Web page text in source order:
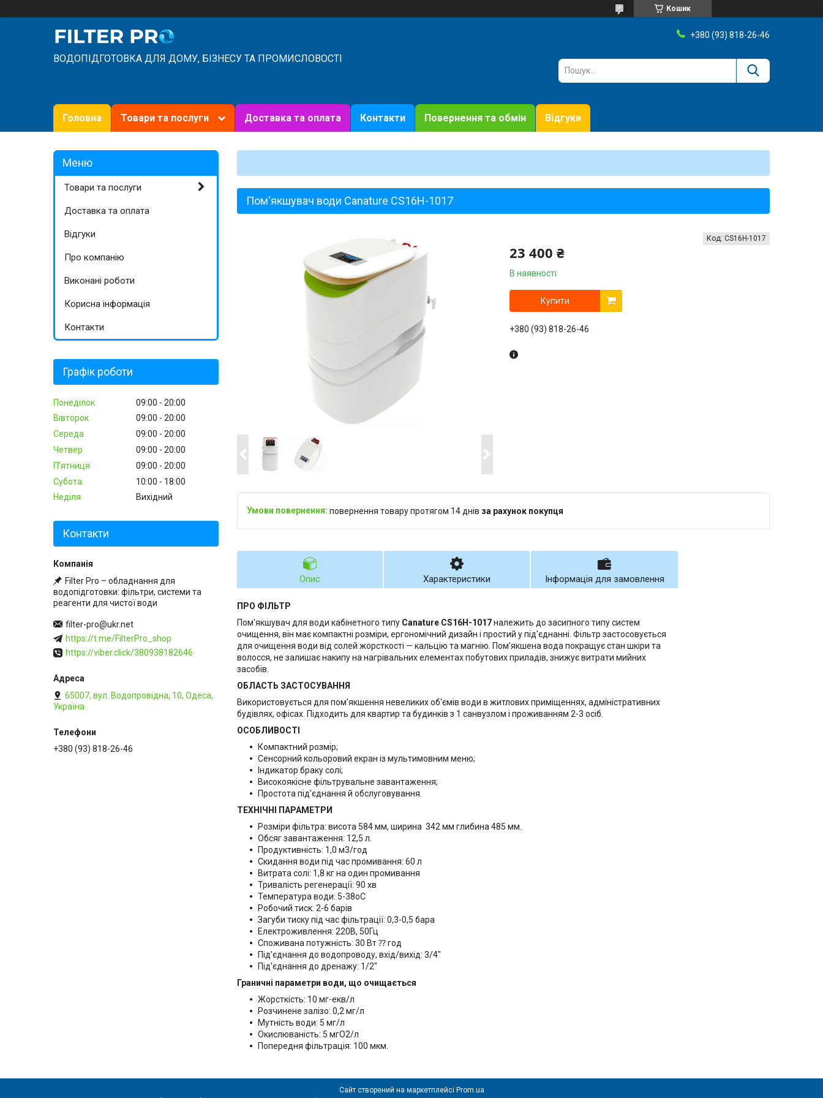
Кошик
ВОДОПІДГОТОВКА ДЛЯ ДОМУ, БІЗНЕСУ ТА ПРОМИСЛОВОСТІ
+380 (93) 818-26-46
Головна Товари та послуги Доставка та оплата Контакти Повернення та обмін Відгуки
Пом'якшувач води Canature CS16H-1017
23 400 ₴
В наявності
Код: CS16H-1017
Купити
+380 (93) 818-26-46
повернення товару протягом 14 днів за рахунок покупця
Опис Характеристики Інформація для замовлення
ПРО ФІЛЬТР
Пом'якшувач для води кабінетного типу Canature CS16H-1017належить до засипного типу систем
очищення, він має компактні розміри, ергономічний дизайн і простий у під'єднанні. Фільтр застосовується
для очищення води від солей жорсткості — кальцію та магнію. Пом'якшена вода покращує стан шкіри та
волосся, не залишає накипу на нагрівальних елементах побутових приладів, знижує витрати мийних
засобів.
ОБЛАСТЬ ЗАСТОСУВАННЯ
Використовується для пом'якшення невеликих об'ємів води в житлових приміщеннях, адміністративних
будівлях, офісах. Підходить для квартир та будинків з 1 санвузлом і проживанням 2-3 осіб.
ОСОБЛИВОСТІ
Компактний розмір;
Сенсорний кольоровий екран із мультимовним меню;
Індикатор браку солі;
Високоякісне фільтрувальне завантаження;
Простота під'єднання й обслуговування.
ТЕХНІЧНІ ПАРАМЕТРИ
Розміри фільтра: висота 584 мм, ширина 342 мм глибина 485 мм.
Обсяг завантаження: 12,5 л.
Продуктивність: 1,0 м3/год
Скидання води під час промивання: 60 л
Витрата солі: 1,8 кг на один промивання
Тривалість регенерації: 90 хв
Температура води: 5-38оС
Робочий тиск: 2-6 барів
Загуби тиску під час фільтрації: 0,3-0,5 бара
Електроживлення: 220В, 50Гц
Споживана потужність: 30 Вт ⁇ год
Під'єднання до водопроводу, вхід/вихід: 3/4"
Під'єднання до дренажу: 1/2"
Граничні параметри води, що очищається
Жорсткість: 10 мг-екв/л
Розчинене залізо: 0,2 мг/л
Мутність води: 5 мг/л
Окислюваність: 5 мгО2/л
Попередня фільтрація: 100 мкм.
Товари та послуги
Доставка та оплата
Відгуки
Про компанію
Виконані роботи
Корисна інформація
Контакти
Графік роботи
Понеділок 09:00
20:00
Вівторок
09:00
20:00
Середа
09:00
20:00
Четвер
09:00
20:00
Пʼятниця
09:00
20:00
Субота
10:00
18:00
Неділя
Вихідний
Контакти
Filter Pro – обладнання для
водопідготовки: фільтри, системи та
реагенти для чистої води
filter-pro@ukr.net
https://t.me/FilterPro_shop
https://viber.click/380938182646
65007, вул. Водопровідна, 10, Одеса,
Україна
+380 (93) 818-26-46
Сайт створений на маркетплейсі Prom.ua